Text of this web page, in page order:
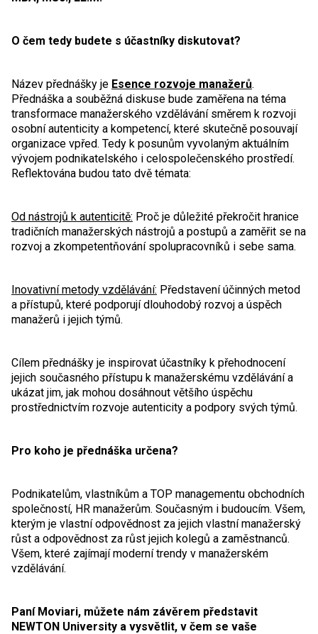
O čem tedy budete s účastníky diskutovat?
Název přednášky je Esence rozvoje manažerů.
Přednáška a souběžná diskuse bude zaměřena na téma
transformace manažerského vzdělávání směrem k rozvoji
osobní autenticity a kompetencí, které skutečně posouvají
organizace vpřed. Tedy k posunům vyvolaným aktuálním
vývojem podnikatelského i celospolečenského prostředí.
Reflektována budou tato dvě témata:
Od nástrojů k autenticitě: Proč je důležité překročit hranice
tradičních manažerských nástrojů a postupů a zaměřit se na
rozvoj a zkompetentňování spolupracovníků i sebe sama.
Inovativní metody vzdělávání: Představení účinných metod
a přístupů, které podporují dlouhodobý rozvoj a úspěch
manažerů i jejich týmů.
Cílem přednášky je inspirovat účastníky k přehodnocení
jejich současného přístupu k manažerskému vzdělávání a
ukázat jim, jak mohou dosáhnout většího úspěchu
prostřednictvím rozvoje autenticity a podpory svých týmů.
Pro koho je přednáška určena?
Podnikatelům, vlastníkům a TOP managementu obchodních
společností, HR manažerům. Současným i budoucím. Všem,
kterým je vlastní odpovědnost za jejich vlastní manažerský
růst a odpovědnost za růst jejich kolegů a zaměstnanců.
Všem, které zajímají moderní trendy v manažerském
vzdělávání.
Paní Moviari, můžete nám závěrem představit
NEWTON University a vysvětlit, v čem se vaše